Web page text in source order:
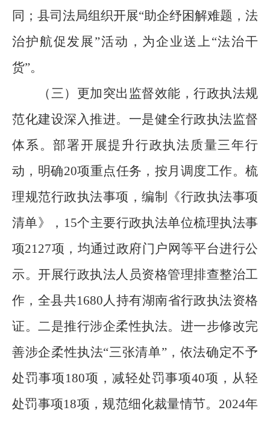
同；县司法局组织开展“助企纾困解难题，法
治护航促发展”活动，为企业送上“法治干
货”。
（三）更加突出监督效能，行政执法规
范化建设深入推进。 一是健全行政执法监督
体系。部署开展提升行政执法质量三年行
动，明确20项重点任务，按月调度工作。梳
理规范行政执法事项，编制《行政执法事项
清单》， 15个主要行政执法单位梳理执法事
项2127项，均通过政府门户网等平台进行公
示。开展行政执法人员资格管理排查整治工
作，全县共1680人持有湖南省行政执法资格
证。二是推行涉企柔性执法。进一步修改完
善涉企柔性执法“三张清单”，依法确定不予
处罚事项180项，减轻处罚事项40项，从轻
处罚事项18项，规范细化裁量情节。 2024年